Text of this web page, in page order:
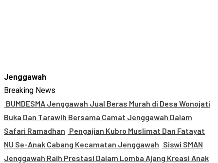
Jenggawah
Breaking News
BUMDESMA Jenggawah Jual Beras Murah di Desa Wonojati
Buka Dan Tarawih Bersama Camat Jenggawah Dalam
Safari Ramadhan Pengajian Kubro Muslimat Dan Fatayat
NU Se-Anak Cabang Kecamatan Jenggawah Siswi SMAN
Jenggawah Raih Prestasi Dalam Lomba Ajang Kreasi Anak